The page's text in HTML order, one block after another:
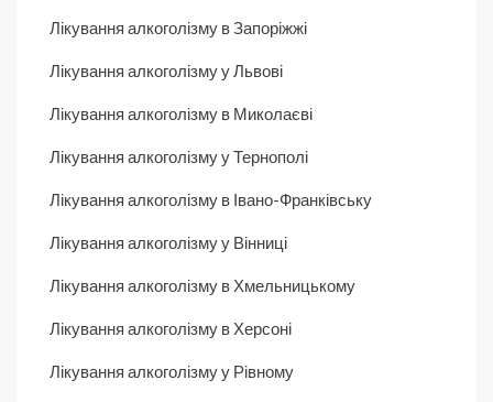
Лікування алкоголізму в Запоріжжі
Лікування алкоголізму у Львові
Лікування алкоголізму в Миколаєві
Лікування алкоголізму у Тернополі
Лікування алкоголізму в Івано-Франківську
Лікування алкоголізму у Вінниці
Лікування алкоголізму в Хмельницькому
Лікування алкоголізму в Херсоні
Лікування алкоголізму у Рівному